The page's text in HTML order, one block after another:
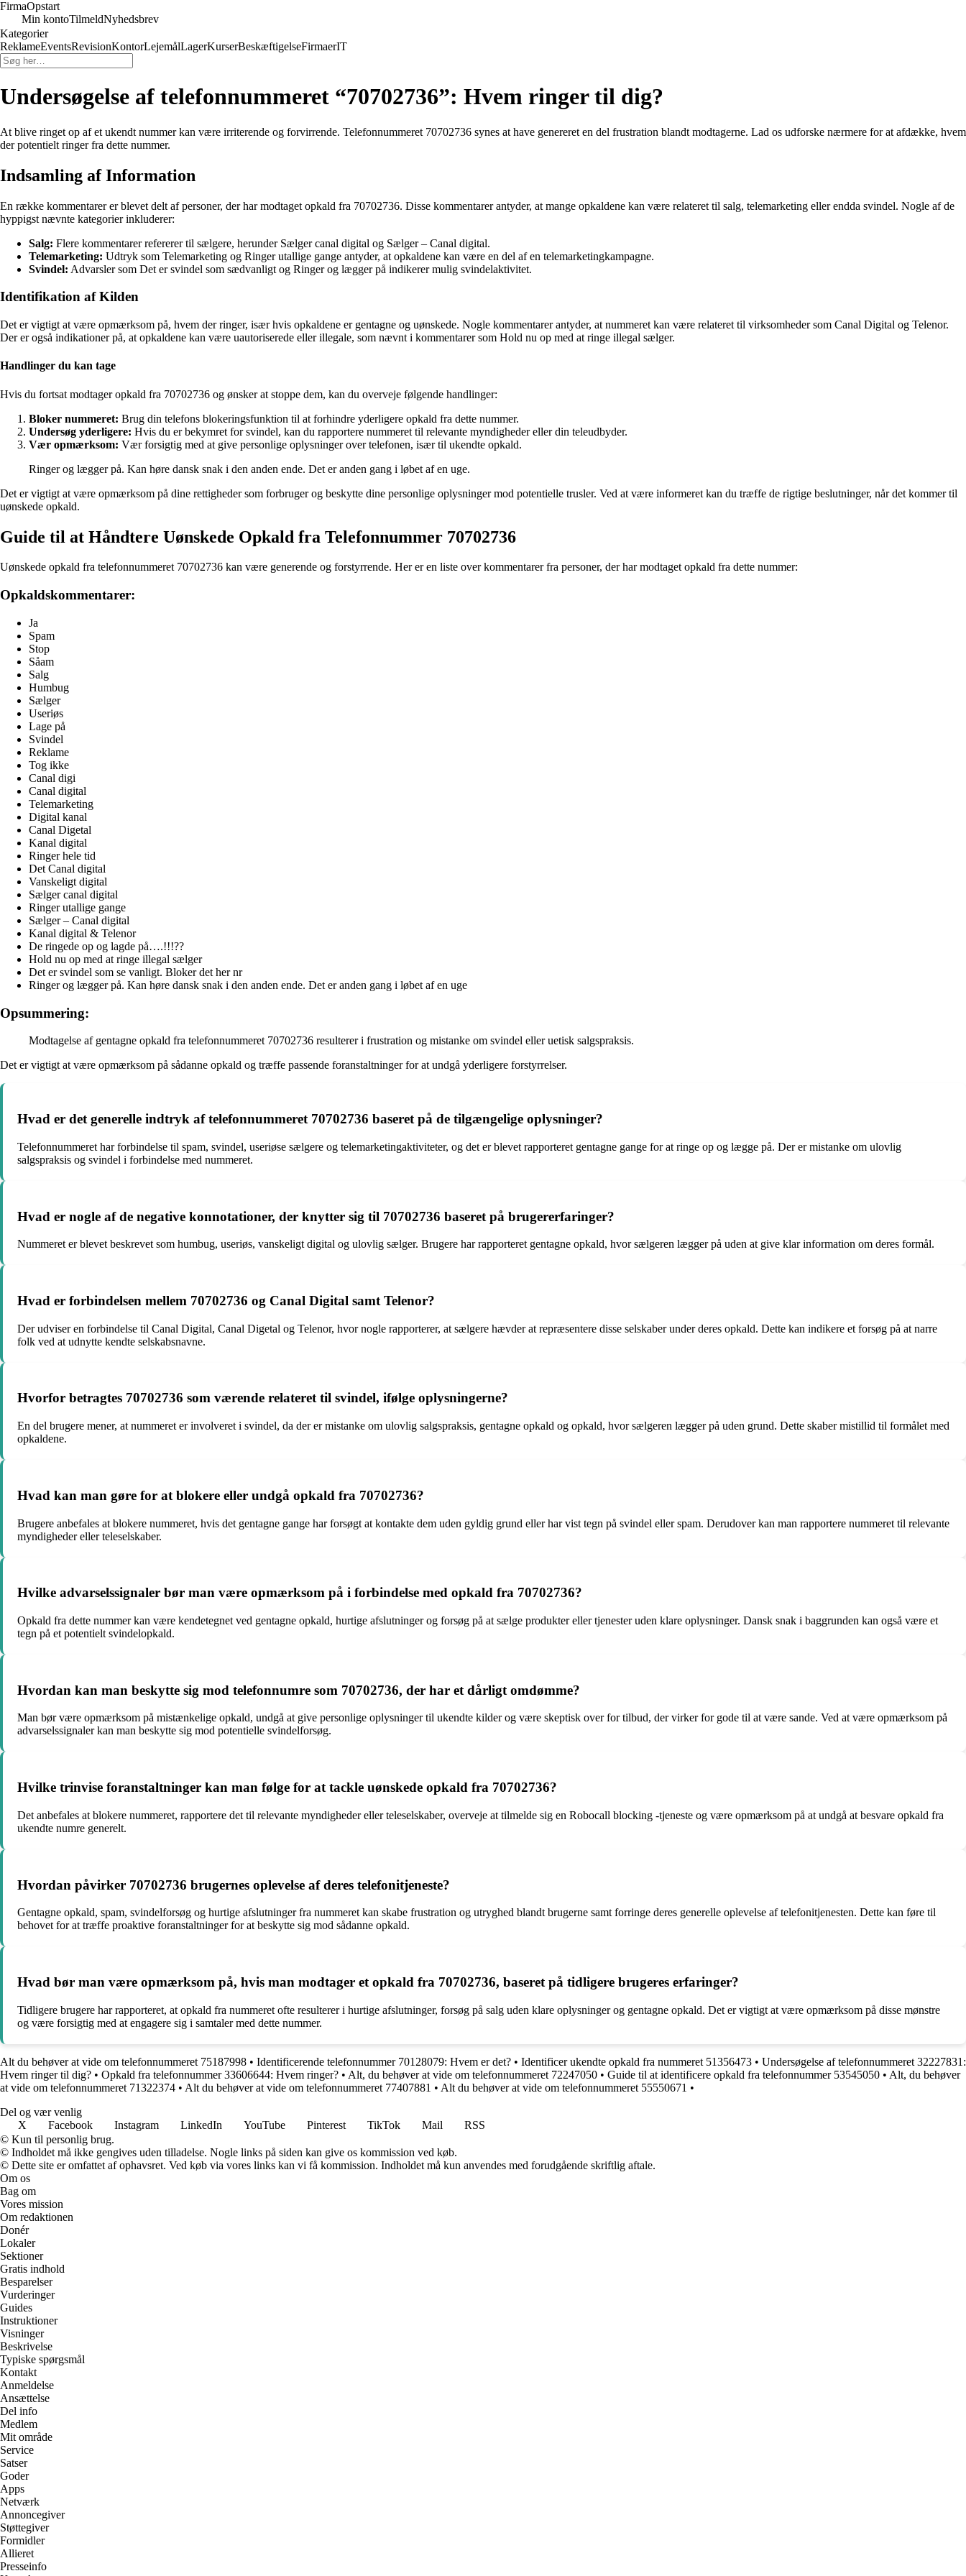
FirmaOpstart
Min kontoTilmeldNyhedsbrev
Kategorier
ReklameEventsRevisionKontorLejemålLagerKurserBeskæftigelseFirmaerIT
Undersøgelse af telefonnummeret “70702736”: Hvem ringer til dig?
At blive ringet op af et ukendt nummer kan være irriterende og forvirrende. Telefonnummeret 70702736 synes at have genereret en del frustration blandt modtagerne. Lad os udforske nærmere for at afdække, hvem
der potentielt ringer fra dette nummer.
Indsamling af Information
En række kommentarer er blevet delt af personer, der har modtaget opkald fra 70702736. Disse kommentarer antyder, at mange opkaldene kan være relateret til salg, telemarketing eller endda svindel. Nogle af de
hyppigst nævnte kategorier inkluderer:
Salg: Flere kommentarer refererer til sælgere, herunder Sælger canal digital og Sælger – Canal digital.
Telemarketing: Udtryk som Telemarketing og Ringer utallige gange antyder, at opkaldene kan være en del af en telemarketingkampagne.
Svindel: Advarsler som Det er svindel som sædvanligt og Ringer og lægger på indikerer mulig svindelaktivitet.
Identifikation af Kilden
Det er vigtigt at være opmærksom på, hvem der ringer, især hvis opkaldene er gentagne og uønskede. Nogle kommentarer antyder, at nummeret kan være relateret til virksomheder som Canal Digital og Telenor.
Der er også indikationer på, at opkaldene kan være uautoriserede eller illegale, som nævnt i kommentarer som Hold nu op med at ringe illegal sælger.
Handlinger du kan tage
Hvis du fortsat modtager opkald fra 70702736 og ønsker at stoppe dem, kan du overveje følgende handlinger:
Bloker nummeret: Brug din telefons blokeringsfunktion til at forhindre yderligere opkald fra dette nummer.
Undersøg yderligere: Hvis du er bekymret for svindel, kan du rapportere nummeret til relevante myndigheder eller din teleudbyder.
Vær opmærksom: Vær forsigtig med at give personlige oplysninger over telefonen, især til ukendte opkald.
Ringer og lægger på. Kan høre dansk snak i den anden ende. Det er anden gang i løbet af en uge.
Det er vigtigt at være opmærksom på dine rettigheder som forbruger og beskytte dine personlige oplysninger mod potentielle trusler. Ved at være informeret kan du træffe de rigtige beslutninger, når det kommer til
uønskede opkald.
Guide til at Håndtere Uønskede Opkald fra Telefonnummer 70702736
Uønskede opkald fra telefonnummeret 70702736 kan være generende og forstyrrende. Her er en liste over kommentarer fra personer, der har modtaget opkald fra dette nummer:
Opkaldskommentarer:
Ja
Spam
Stop
Såam
Salg
Humbug
Sælger
Useriøs
Lage på
Svindel
Reklame
Tog ikke
Canal digi
Canal digital
Telemarketing
Digital kanal
Canal Digetal
Kanal digital
Ringer hele tid
Det Canal digital
Vanskeligt digital
Sælger canal digital
Ringer utallige gange
Sælger – Canal digital
Kanal digital & Telenor
De ringede op og lagde på….!!!??
Hold nu op med at ringe illegal sælger
Det er svindel som se vanligt. Bloker det her nr
Ringer og lægger på. Kan høre dansk snak i den anden ende. Det er anden gang i løbet af en uge
Opsummering:
Modtagelse af gentagne opkald fra telefonnummeret 70702736 resulterer i frustration og mistanke om svindel eller uetisk salgspraksis.
Det er vigtigt at være opmærksom på sådanne opkald og træffe passende foranstaltninger for at undgå yderligere forstyrrelser.
Hvad er det generelle indtryk af telefonnummeret 70702736 baseret på de tilgængelige oplysninger?
Telefonnummeret har forbindelse til spam, svindel, useriøse sælgere og telemarketingaktiviteter, og det er blevet rapporteret gentagne gange for at ringe op og lægge på. Der er mistanke om ulovlig
salgspraksis og svindel i forbindelse med nummeret.
Hvad er nogle af de negative konnotationer, der knytter sig til 70702736 baseret på brugererfaringer?
Nummeret er blevet beskrevet som humbug, useriøs, vanskeligt digital og ulovlig sælger. Brugere har rapporteret gentagne opkald, hvor sælgeren lægger på uden at give klar information om deres formål.
Hvad er forbindelsen mellem 70702736 og Canal Digital samt Telenor?
Der udviser en forbindelse til Canal Digital, Canal Digetal og Telenor, hvor nogle rapporterer, at sælgere hævder at repræsentere disse selskaber under deres opkald. Dette kan indikere et forsøg på at narre
folk ved at udnytte kendte selskabsnavne.
Hvorfor betragtes 70702736 som værende relateret til svindel, ifølge oplysningerne?
En del brugere mener, at nummeret er involveret i svindel, da der er mistanke om ulovlig salgspraksis, gentagne opkald og opkald, hvor sælgeren lægger på uden grund. Dette skaber mistillid til formålet med
opkaldene.
Hvad kan man gøre for at blokere eller undgå opkald fra 70702736?
Brugere anbefales at blokere nummeret, hvis det gentagne gange har forsøgt at kontakte dem uden gyldig grund eller har vist tegn på svindel eller spam. Derudover kan man rapportere nummeret til relevante
myndigheder eller teleselskaber.
Hvilke advarselssignaler bør man være opmærksom på i forbindelse med opkald fra 70702736?
Opkald fra dette nummer kan være kendetegnet ved gentagne opkald, hurtige afslutninger og forsøg på at sælge produkter eller tjenester uden klare oplysninger. Dansk snak i baggrunden kan også være et
tegn på et potentielt svindelopkald.
Hvordan kan man beskytte sig mod telefonnumre som 70702736, der har et dårligt omdømme?
Man bør være opmærksom på mistænkelige opkald, undgå at give personlige oplysninger til ukendte kilder og være skeptisk over for tilbud, der virker for gode til at være sande. Ved at være opmærksom på
advarselssignaler kan man beskytte sig mod potentielle svindelforsøg.
Hvilke trinvise foranstaltninger kan man følge for at tackle uønskede opkald fra 70702736?
Det anbefales at blokere nummeret, rapportere det til relevante myndigheder eller teleselskaber, overveje at tilmelde sig en Robocall blocking -tjeneste og være opmærksom på at undgå at besvare opkald fra
ukendte numre generelt.
Hvordan påvirker 70702736 brugernes oplevelse af deres telefonitjeneste?
Gentagne opkald, spam, svindelforsøg og hurtige afslutninger fra nummeret kan skabe frustration og utryghed blandt brugerne samt forringe deres generelle oplevelse af telefonitjenesten. Dette kan føre til
behovet for at træffe proaktive foranstaltninger for at beskytte sig mod sådanne opkald.
Hvad bør man være opmærksom på, hvis man modtager et opkald fra 70702736, baseret på tidligere brugeres erfaringer?
Tidligere brugere har rapporteret, at opkald fra nummeret ofte resulterer i hurtige afslutninger, forsøg på salg uden klare oplysninger og gentagne opkald. Det er vigtigt at være opmærksom på disse mønstre
og være forsigtig med at engagere sig i samtaler med dette nummer.
Alt du behøver at vide om telefonnummeret 75187998 • Identificerende telefonnummer 70128079: Hvem er det? • Identificer ukendte opkald fra nummeret 51356473 • Undersøgelse af telefonnummeret 32227831:
Hvem ringer til dig? • Opkald fra telefonnummer 33606644: Hvem ringer? • Alt, du behøver at vide om telefonnummeret 72247050 • Guide til at identificere opkald fra telefonnummer 53545050 • Alt, du behøver
at vide om telefonnummeret 71322374 • Alt du behøver at vide om telefonnummeret 77407881 • Alt du behøver at vide om telefonnummeret 55550671 •
Del og vær venlig
X
Facebook Instagram LinkedIn YouTube Pinterest TikTok Mail
RSS
© Kun til personlig brug.
© Indholdet må ikke gengives uden tilladelse. Nogle links på siden kan give os kommission ved køb.
© Dette site er omfattet af ophavsret. Ved køb via vores links kan vi få kommission. Indholdet må kun anvendes med forudgående skriftlig aftale.
Om os
Bag om
Vores mission
Om redaktionen
Donér
Lokaler
Sektioner
Gratis indhold
Besparelser
Vurderinger
Guides
Instruktioner
Visninger
Beskrivelse
Typiske spørgsmål
Kontakt
Anmeldelse
Ansættelse
Del info
Medlem
Mit område
Service
Satser
Goder
Apps
Netværk
Annoncegiver
Støttegiver
Formidler
Allieret
Presseinfo